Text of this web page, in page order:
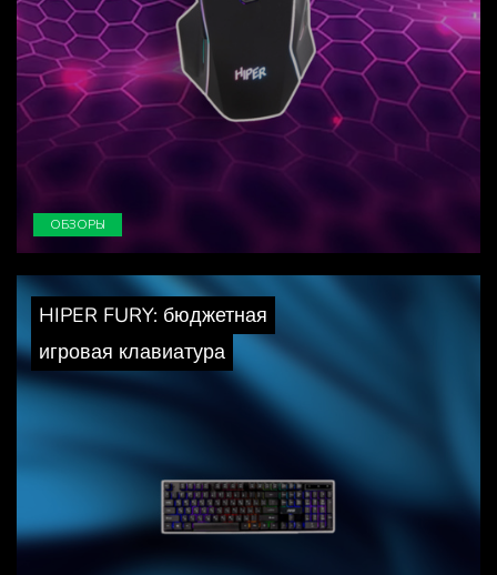
ОБЗОРЫ
HIPER FURY: бюджетная
игровая клавиатура